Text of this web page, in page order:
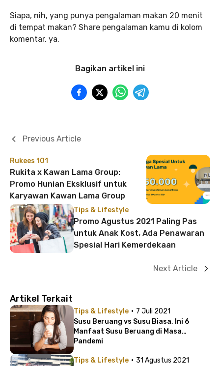
Siapa, nih, yang punya pengalaman makan 20 menit
di tempat makan? Share pengalaman kamu di kolom
komentar, ya.
Bagikan artikel ini
Rukees 101
Rukita x Kawan Lama Group:
Promo Hunian Eksklusif untuk
Karyawan Kawan Lama Group
Previous Article
Tips & Lifestyle
Promo Agustus 2021 Paling Pas
untuk Anak Kost, Ada Penawaran
Spesial Hari Kemerdekaan
Next Article
Artikel Terkait
Tips & Lifestyle · 7 Juli 2021
Susu Beruang vs Susu Biasa, Ini 6
Manfaat Susu Beruang di Masa
Pandemi
Tips & Lifestyle · 31 Agustus 2021